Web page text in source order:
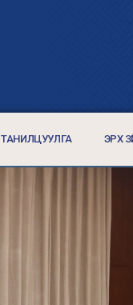
ТАНИЛЦУУЛГА ЭРХ